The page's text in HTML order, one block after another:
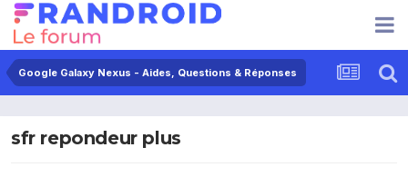
Google Galaxy Nexus - Aides, Questions & Réponses
sfr repondeur plus